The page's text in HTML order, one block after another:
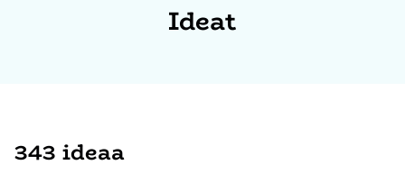
Ideat
343 ideaa